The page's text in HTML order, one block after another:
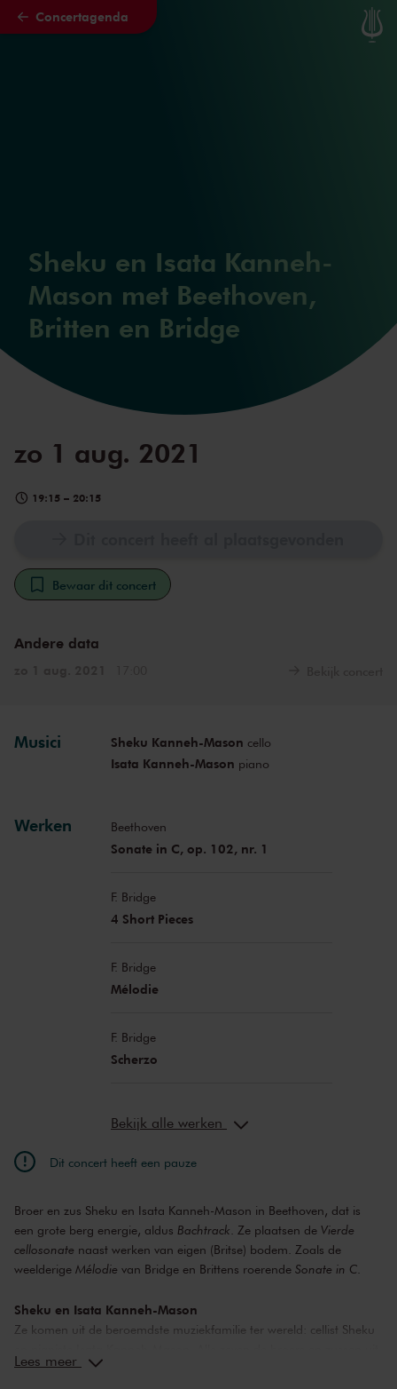
Naar hoofdcontent
Concertagenda
Sheku en Isata Kanneh-
Mason met Beethoven,
Britten en Bridge
zo 1 aug. 2021
19:15 – 20:15
Bewaar dit concert
Andere data
Musici Sheku Kanneh-Mason cello
Isata Kanneh-Mason piano
Werken Beethoven
Sonate in C, op. 102, nr. 1
F. Bridge
4 Short Pieces
F. Bridge
Mélodie
F. Bridge
Scherzo
Bekijk alle werken
Dit concert heeft een pauze
Broer en zus Sheku en Isata Kanneh-Mason in Beethoven, dat is
een grote berg energie, aldus Bachtrack . Ze plaatsen de Vierde
cellosonate naast werken van eigen (Britse) bodem. Zoals de
weelderige Mélodie van Bridge en Brittens roerende Sonate in C
Sheku en Isata Kanneh-Mason
Ze komen uit de beroemdste muziekfamilie ter wereld: cellist Sheku
dit gezin schitteren op de muziekpodia – apart en samen. Tijdens
Lees meer